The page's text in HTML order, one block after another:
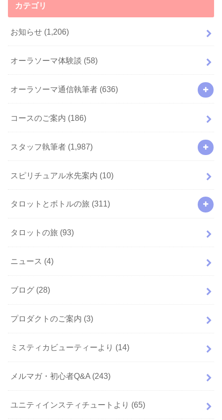
カテゴリ
お知らせ (1,206)
オーラソーマ体験談 (58)
オーラソーマ通信執筆者 (636)
コースのご案内 (186)
スタッフ執筆者 (1,987)
スピリチュアル水先案内 (10)
タロットとボトルの旅 (311)
タロットの旅 (93)
ニュース (4)
ブログ (28)
プロダクトのご案内 (3)
ミスティカビューティーより (14)
メルマガ・初心者Q&A (243)
ユニティインスティチュートより (65)